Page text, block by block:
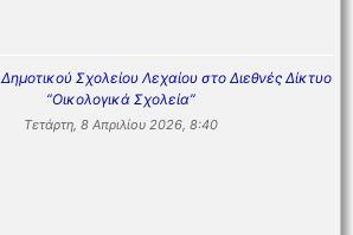
Σχολείου Λεχαίου στο Διεθνές Δίκτυο
“Οικολογικά Σχολεία”
Τετάρτη, 8 Απριλίου 2026, 8:40